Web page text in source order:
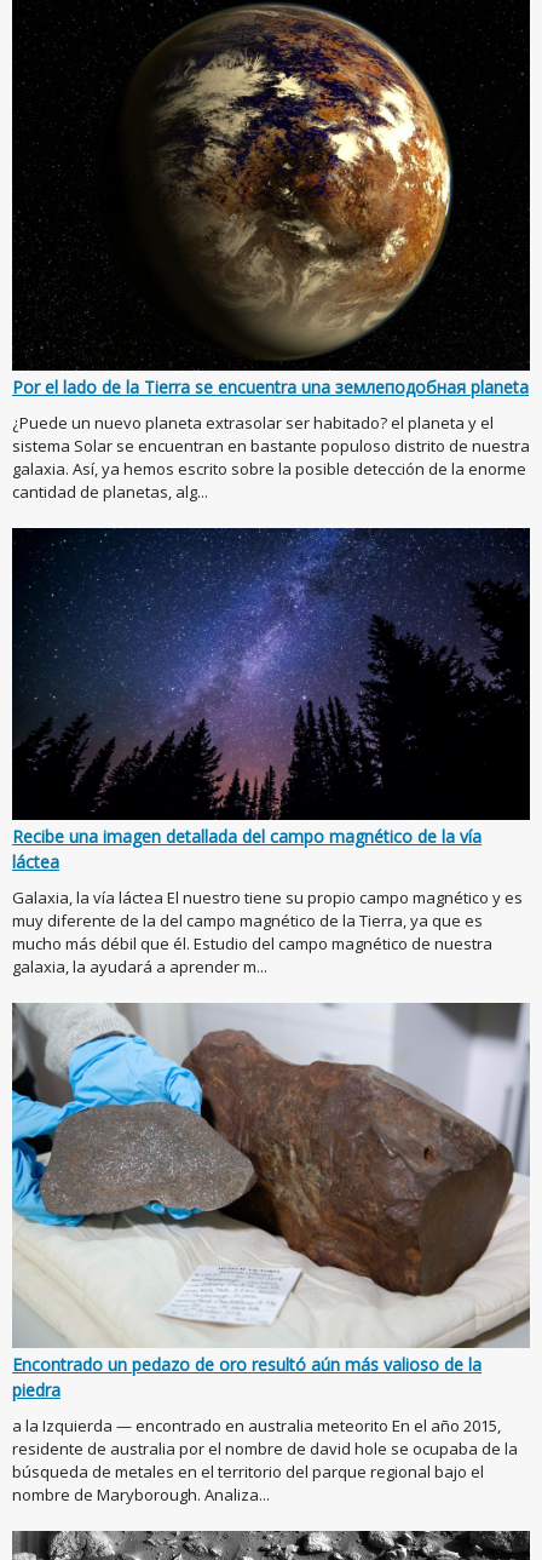
Por el lado de la Tierra se encuentra una землеподобная planeta
¿Puede un nuevo planeta extrasolar ser habitado? el planeta y el
sistema Solar se encuentran en bastante populoso distrito de nuestra
galaxia. Así, ya hemos escrito sobre la posible detección de la enorme
cantidad de planetas, alg...
Recibe una imagen detallada del campo magnético de la vía
láctea
Galaxia, la vía láctea El nuestro tiene su propio campo magnético y es
muy diferente de la del campo magnético de la Tierra, ya que es
mucho más débil que él. Estudio del campo magnético de nuestra
galaxia, la ayudará a aprender m...
Encontrado un pedazo de oro resultó aún más valioso de la
piedra
a la Izquierda — encontrado en australia meteorito En el año 2015,
residente de australia por el nombre de david hole se ocupaba de la
búsqueda de metales en el territorio del parque regional bajo el
nombre de Maryborough. Analiza...